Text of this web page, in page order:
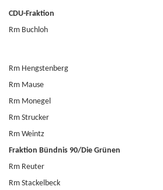
CDU-Fraktion
Rm Buchloh
Rm Hengstenberg
Rm Mause
Rm Monegel
Rm Strucker
Rm Weintz
Fraktion Bündnis 90/Die Grünen
Rm Reuter
Rm Stackelbeck